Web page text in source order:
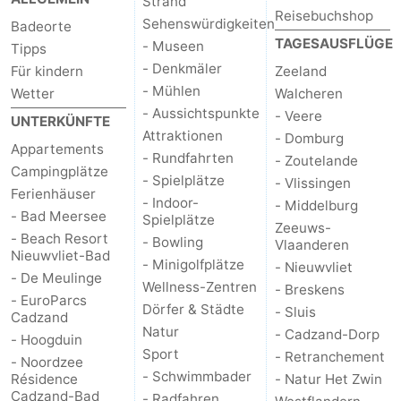
Badeorte
Tipps
Für kindern
Wetter
UNTERKÜNFTE
Appartements
Campingplätze
Ferienhäuser
- Bad Meersee
- Beach Resort
Nieuwvliet-Bad
- De Meulinge
- EuroParcs
Cadzand
- Hoogduin
- Noordzee
Résidence
Cadzand-Bad
Sehenswürdigkeiten
- Museen
- Denkmäler
- Mühlen
- Aussichtspunkte
Attraktionen
- Rundfahrten
- Spielplätze
- Indoor-
Spielplätze
- Bowling
- Minigolfplätze
Wellness-Zentren
Dörfer & Städte
Natur
Sport
- Schwimmbader
Reisebuchshop
TAGESAUSFLÜGE
Zeeland
Walcheren
- Veere
- Domburg
- Zoutelande
- Vlissingen
- Middelburg
Zeeuws-
Vlaanderen
- Nieuwvliet
- Breskens
- Sluis
- Cadzand-Dorp
- Retranchement
- Natur Het Zwin